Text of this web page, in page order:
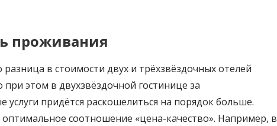
проживания
в стоимости двух и трёхзвёздочных отелей
этом в двухзвёздочной гостинице за
услуги придётся раскошелиться на порядок больше.
соотношение «цена-качество». Например, в